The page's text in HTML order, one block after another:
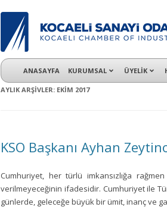
KSO 3500’ü aşkın sanayi kuruluşuna uzman
ANASAYFA KURUMSAL ÜYELİK
AYLIK ARŞIVLER: EKIM 2017
KSO Başkanı Ayhan
Cumhuriyet, her türlü imkansızlığa
verilmeyeceğinin ifadesidir. Cumhuriyet ile
günlerde, geleceğe büyük bir ümit, inanç ve